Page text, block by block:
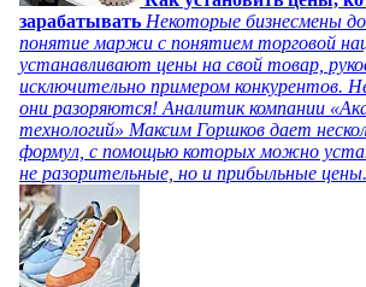
зарабатывать Некоторые бизнесмены
понятие маржи с понятием торговой
устанавливают цены на свой товар,
исключительно примером конкурентов.
они разоряются! Аналитик компании
технологий» Максим Горшков дает
формул, с помощью которых можно
не разорительные, но и прибыльные цены.